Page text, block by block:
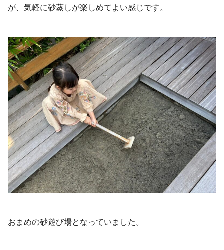
が、気軽に砂蒸しが楽しめてよい感じです。
おまめの砂遊び場となっていました。